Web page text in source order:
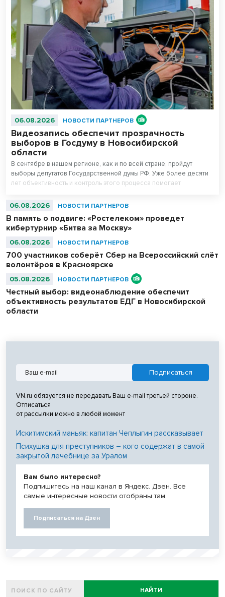
06.08.2026 НОВОСТИ ПАРТНЕРОВ
Видеозапись обеспечит прозрачность
выборов в Госдуму в Новосибирской
области
В сентябре в нашем регионе, как и по всей стране, пройдут
выборы депутатов Государственной думы РФ. Уже более десяти
лет объективность и контроль этого процесса помогает
избирательных участках.
06.08.2026 НОВОСТИ ПАРТНЕРОВ
В память о подвиге: «Ростелеком» проведет
кибертурнир «Битва за Москву»
06.08.2026 НОВОСТИ ПАРТНЕРОВ
700 участников соберёт Сбер на Всероссийский слёт
волонтёров в Красноярске
05.08.2026 НОВОСТИ ПАРТНЕРОВ
Честный выбор: видеонаблюдение обеспечит
объективность результатов ЕДГ в Новосибирской
области
VN.ru обязуется не передавать Ваш e-mail третьей стороне.
Отписаться
от рассылки можно в любой момент
Искитимский маньяк: капитан Чеплыгин рассказывает
Психушка для преступников – кого содержат в самой
закрытой лечебнице за Уралом
Вам было интересно?
Подпишитесь на наш канал в Яндекс. Дзен. Все
самые интересные новости отобраны там.
Подписаться на Дзен
НАЙТИ